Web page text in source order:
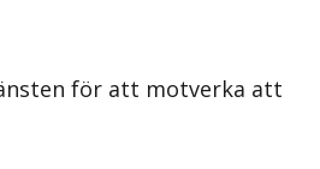
för att motverka att